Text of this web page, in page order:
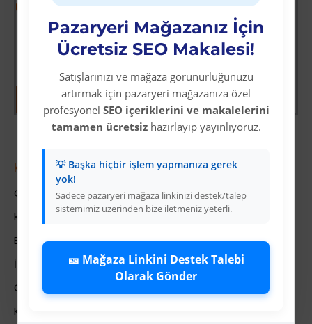
Pazaryeri Mağazanız İçin
Ücretsiz SEO Makalesi!
Satışlarınızı ve mağaza görünürlüğünüzü
artırmak için pazaryeri mağazanıza özel
profesyonel SEO içeriklerini ve makalelerini
tamamen ücretsizhazırlayıp yayınlıyoruz.
💡 Başka hiçbir işlem yapmanıza gerek
yok!
Sadece pazaryeri mağaza linkinizi destek/talep
sistemimiz üzerinden bize iletmeniz yeterli.
🎫 Mağaza Linkini Destek Talebi
Olarak Gönder
Star Diving Dalış Maskesi Yetişkin - 51701-MAVİ - 1 ADET
Üyelere Özel Fiyat
Üye Olunuz
Kurumsal
Colezium Hakkında
Kurumsal Bilgiler
Banka Hesab Bilgileri
İletişim
Gizlilik Politikası
Kullanıcı Sözleşmesi